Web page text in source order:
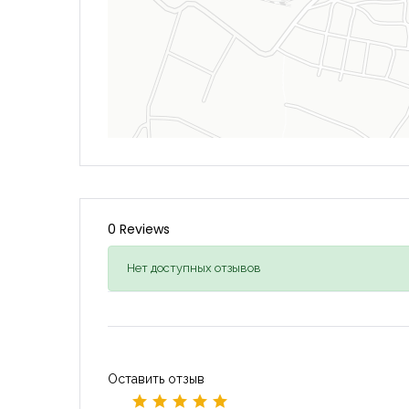
0 Reviews
Нет доступных отзывов
Оставить отзыв